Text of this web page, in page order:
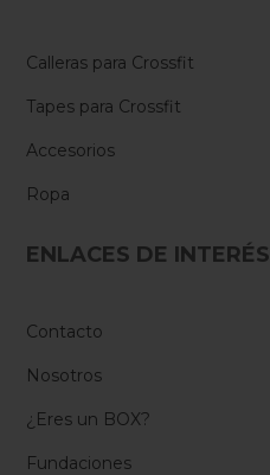
Calleras para Crossfit
Tapes para Crossfit
Accesorios
Ropa
ENLACES DE INTERÉS
Contacto
Nosotros
¿Eres un BOX?
Fundaciones